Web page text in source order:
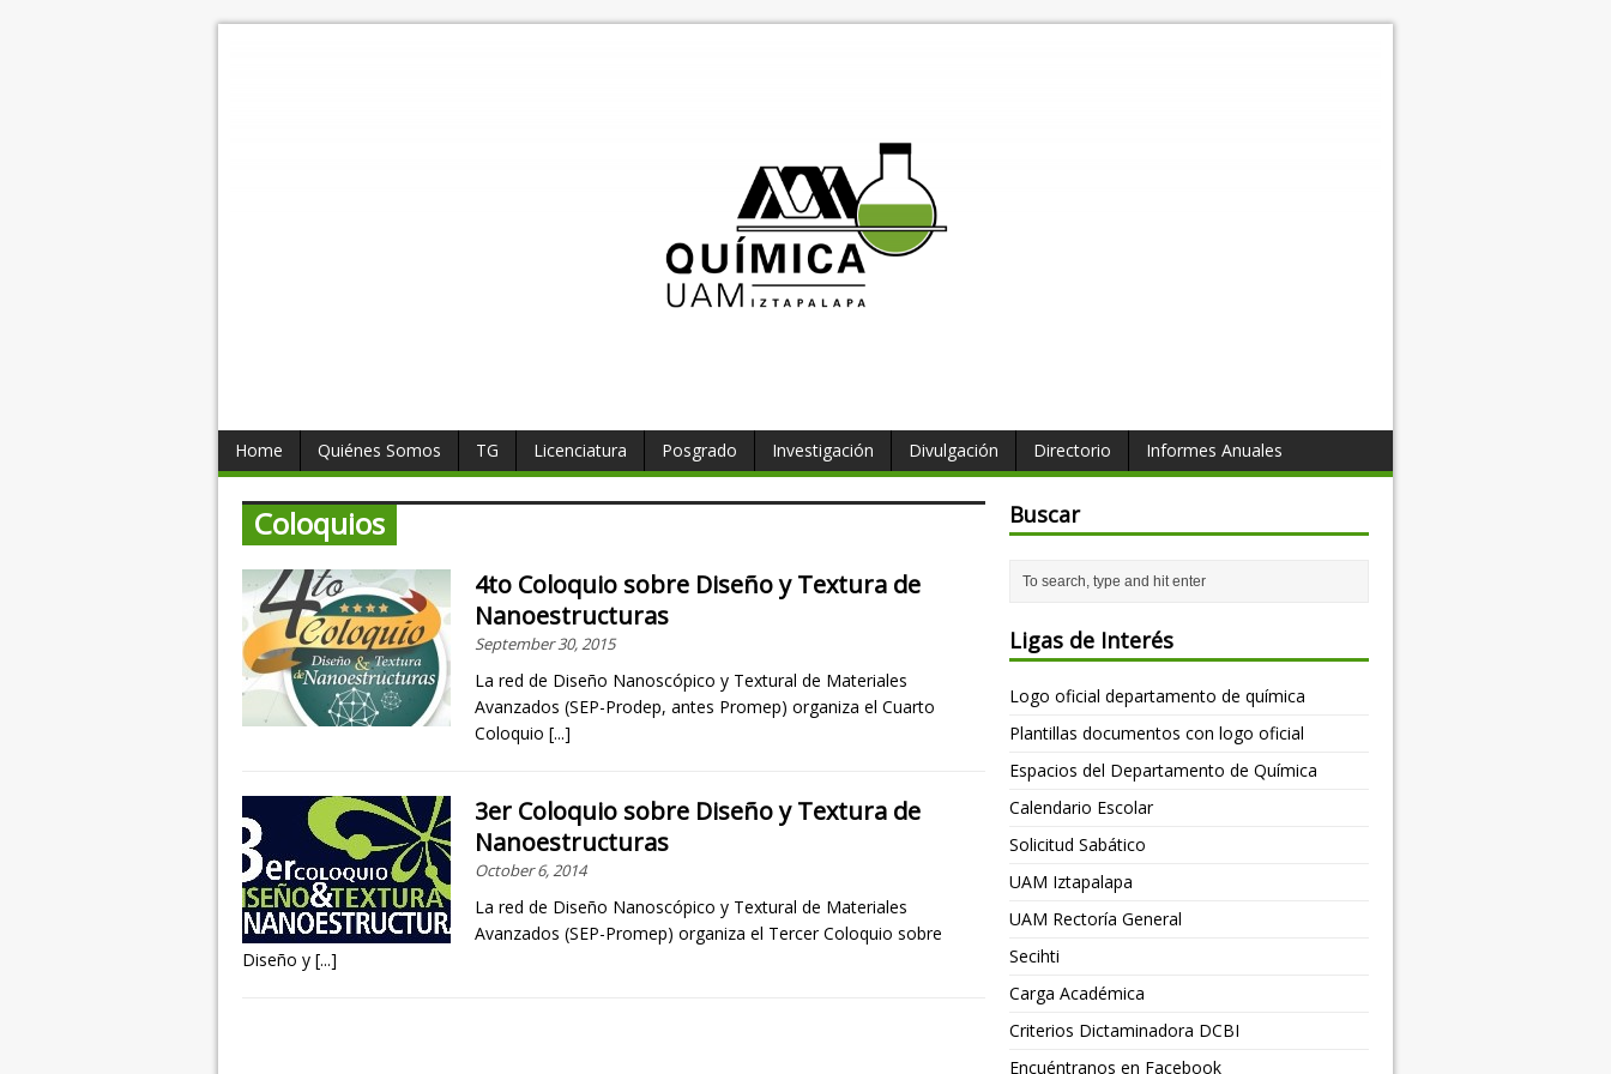
Home Quiénes Somos TG Licenciatura Posgrado Investigación Divulgación Directorio Informes Anuales
Coloquios
4to Coloquio sobre Diseño y Textura de
Nanoestructuras
September 30, 2015
La red de Diseño Nanoscópico y Textural de Materiales
Avanzados (SEP-Prodep, antes Promep) organiza el Cuarto
Coloquio [...]
3er Coloquio sobre Diseño y Textura de
Nanoestructuras
October 6, 2014
La red de Diseño Nanoscópico y Textural de Materiales
Avanzados (SEP-Promep) organiza el Tercer Coloquio sobre
Diseño y [...]
Buscar
Ligas de Interés
Logo oficial departamento de química
Plantillas documentos con logo oficial
Espacios del Departamento de Química
Calendario Escolar
Solicitud Sabático
UAM Iztapalapa
UAM Rectoría General
Secihti
Carga Académica
Criterios Dictaminadora DCBI
Encuéntranos en Facebook